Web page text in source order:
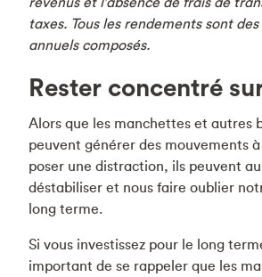
taxes. Tous les rendements sont
annuels composés.
Rester concentré
Alors que les manchettes et autres
peuvent générer des mouvements
poser une distraction, ils peuvent
déstabiliser et nous faire oublier
long terme.
Si vous investissez pour le long
important de se rappeler que les